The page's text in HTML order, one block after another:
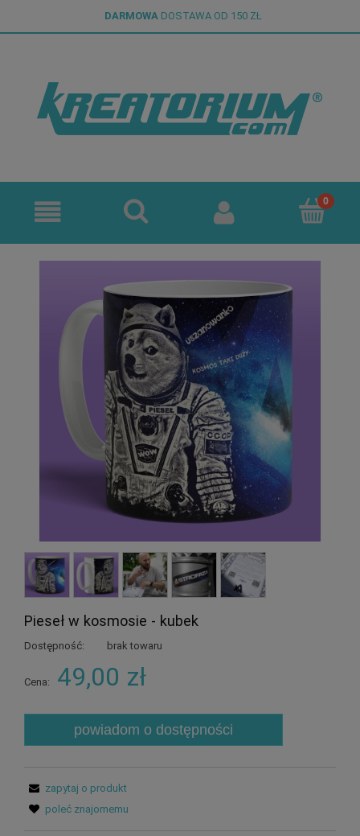
DARMOWA DOSTAWA OD 150 ZŁ
Pieseł w kosmosie - kubek
Dostępność: brak towaru
Cena: 49,00 zł
powiadom o dostępności
zapytaj o produkt
poleć znajomemu